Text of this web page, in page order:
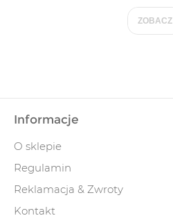
ZOBACZ
Informacje
O sklepie
Regulamin
Reklamacja & Zwroty
Kontakt